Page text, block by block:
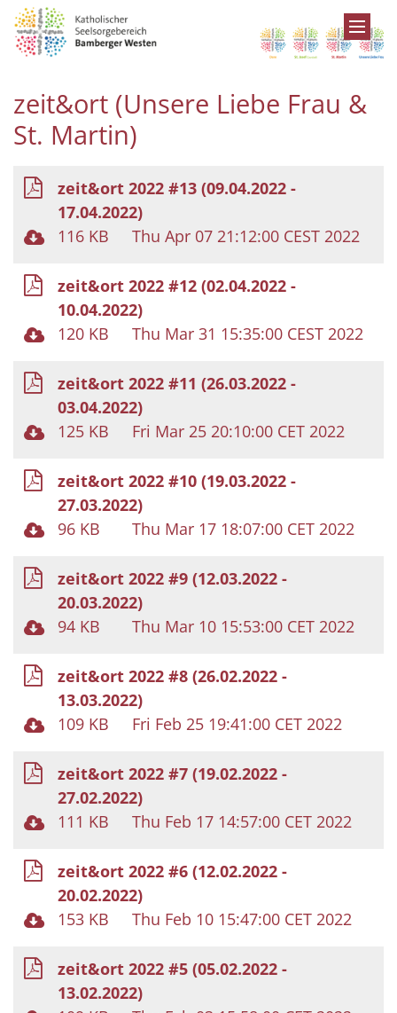
Zum Inhalt springen
zeit&ort (Unsere Liebe Frau &
St. Martin)
zeit&ort 2022 #13 (09.04.2022 -
17.04.2022)
116 KB
Thu Apr 07 21:12:00 CEST 2022
zeit&ort 2022 #12 (02.04.2022 -
10.04.2022)
120 KB
Thu Mar 31 15:35:00 CEST 2022
zeit&ort 2022 #11 (26.03.2022 -
03.04.2022)
125 KB
Fri Mar 25 20:10:00 CET 2022
zeit&ort 2022 #10 (19.03.2022 -
27.03.2022)
96 KB
Thu Mar 17 18:07:00 CET 2022
zeit&ort 2022 #9 (12.03.2022 -
20.03.2022)
94 KB
Thu Mar 10 15:53:00 CET 2022
zeit&ort 2022 #8 (26.02.2022 -
13.03.2022)
109 KB
Fri Feb 25 19:41:00 CET 2022
zeit&ort 2022 #7 (19.02.2022 -
27.02.2022)
111 KB
Thu Feb 17 14:57:00 CET 2022
zeit&ort 2022 #6 (12.02.2022 -
20.02.2022)
153 KB
Thu Feb 10 15:47:00 CET 2022
zeit&ort 2022 #5 (05.02.2022 -
13.02.2022)